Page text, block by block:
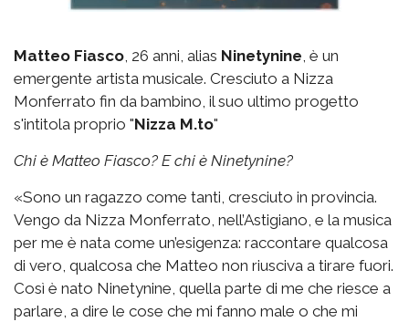
Matteo Fiasco , 26 anni, alias Ninetynine , è un
emergente artista musicale. Cresciuto a Nizza
Monferrato fin da bambino, il suo ultimo progetto
s'intitola proprio "Nizza M.to"
Chi è Matteo Fiasco? E chi è Ninetynine?
«Sono un ragazzo come tanti, cresciuto in provincia.
Vengo da Nizza Monferrato, nell’Astigiano, e la musica
per me è nata come un’esigenza: raccontare qualcosa
di vero, qualcosa che Matteo non riusciva a tirare fuori.
Così è nato Ninetynine, quella parte di me che riesce a
parlare, a dire le cose che mi fanno male o che mi